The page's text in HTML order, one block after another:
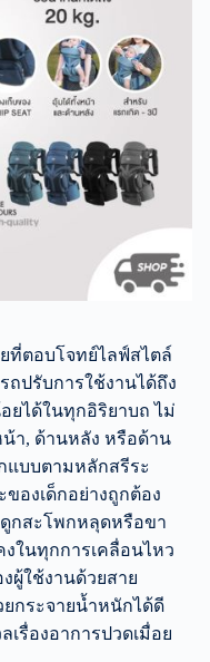
ยที่ตอบโจทย์ไลฟ์สไตล์
ปรับการใช้งานได้ถึง
ได้ในทุกอิริยาบถ ไม่
า, ด้านหลัง หรือด้าน
แบบตามหลักสรีระ
องเด็กอย่างถูกต้อง
กสะโพกหลุดหรือขา
ในทุกการเคลื่อนไหว
ผู้ใช้งานด้วยสาย
กระจายน้ำหนักได้ดี
รื่องอาการปวดเมื่อย